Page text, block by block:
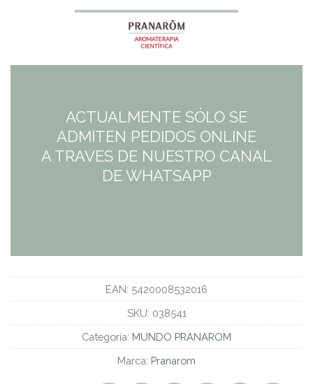
ACTUALMENTE SÓLO SE
ADMITEN PEDIDOS ONLINE
A TRAVES DE NUESTRO CANAL
DE WHATSAPP
EAN: 5420008532016
SKU: 038541
Categoría: MUNDO PRANAROM
Marca: Pranarom